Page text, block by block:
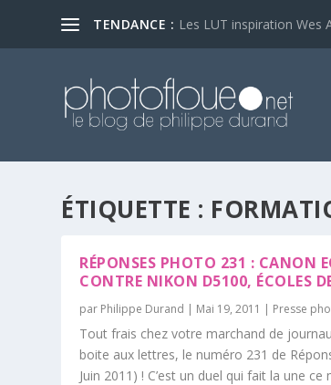
TENDANCE : Les LUT inspiration Wes
ÉTIQUETTE :
RÉPONSES PHOTO 231 : CANON
CONTRE NIKON D5100, ÉCOLES
par Philippe Durand | Mai 19, 2011 | Presse
Tout frais chez votre marchand de
boite aux lettres, le numéro 231 de
Juin 2011) ! C’est un duel qui fait la une